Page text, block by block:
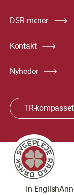
DSR mener
Kontakt
Nyheder
TR-kompasset
In English